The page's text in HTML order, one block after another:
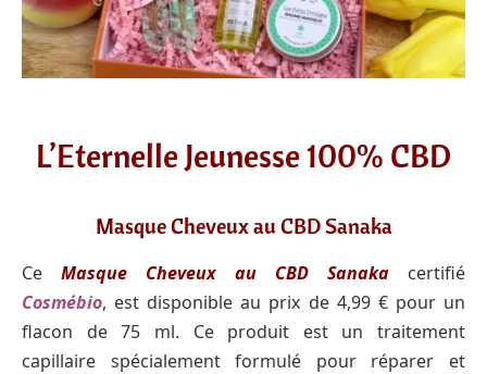
L’Eternelle Jeunesse 100% CBD
Masque Cheveux au CBD Sanaka
Ce Masque Cheveux au CBD Sanaka certifié
Cosmébio, est disponible au prix de 4,99 € pour un
flacon de 75 ml. Ce produit est un traitement
capillaire spécialement formulé pour réparer et